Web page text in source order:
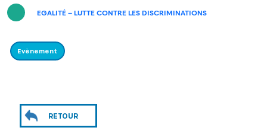
EGALITÉ – LUTTE CONTRE LES DISCRIMINATIONS
Evènement
RETOUR